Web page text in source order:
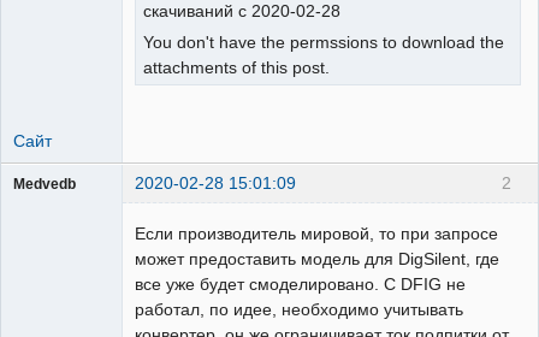
скачиваний с 2020-02-28
You don't have the permssions to download the
attachments of this post.
Сайт
2
Medvedb 2020-02-28 15:01:09
Если производитель мировой, то при запросе
может предоставить модель для DigSilent, где
все уже будет смоделировано. С DFIG не
работал, по идее, необходимо учитывать